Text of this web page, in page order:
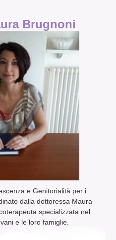
Brugnoni
e Genitorialità per i
dalla dottoressa Maura
specializzata nel
e le loro famiglie.